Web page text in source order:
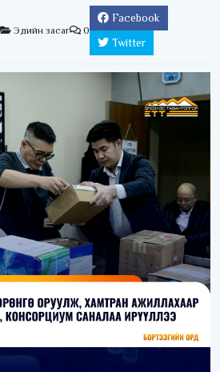
Эдийн засаг 0
Facebook
Twitter